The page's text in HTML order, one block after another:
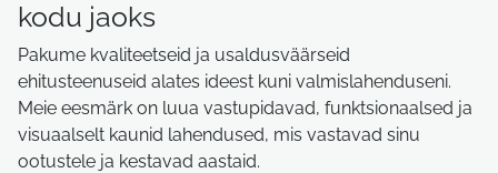
kodu jaoks
Pakume kvaliteetseid ja usaldusväärseid
ehitusteenuseid alates ideest kuni valmislahenduseni.
Meie eesmärk on luua vastupidavad, funktsionaalsed ja
visuaalselt kaunid lahendused, mis vastavad sinu
ootustele ja kestavad aastaid.